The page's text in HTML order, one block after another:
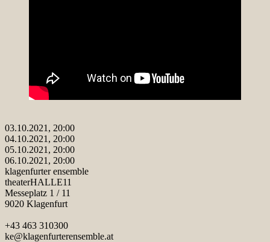
03.10.2021, 20:00
04.10.2021, 20:00
05.10.2021, 20:00
06.10.2021, 20:00
klagenfurter ensemble
theaterHALLE11
Messeplatz 1 / 11
9020 Klagenfurt
+43 463 310300
ke@klagenfurterensemble.at